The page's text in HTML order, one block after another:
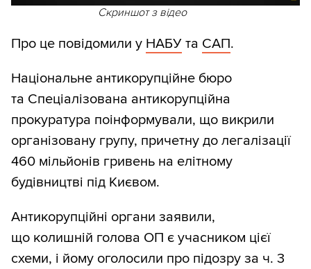
Скриншот з відео
Про це повідомили у НАБУ та САП.
Національне антикорупційне бюро
та Спеціалізована антикорупційна
прокуратура поінформували, що викрили
організовану групу, причетну до легалізації
460 мільйонів гривень на елітному
будівництві під Києвом.
Антикорупційні органи заявили,
що колишній голова ОП є учасником цієї
схеми, і йому оголосили про підозру за ч. 3